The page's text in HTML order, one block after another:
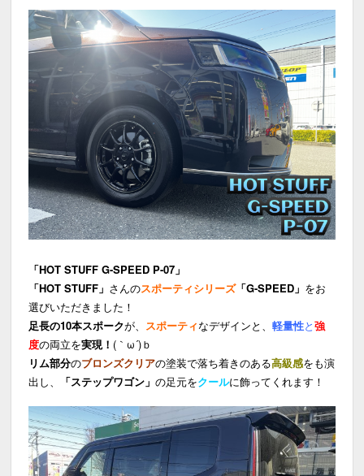
「HOT STUFF G-SPEED P-07」
「HOT STUFF」 さんのスポーティシリーズ「G-SPEED」 をお
選びいただきました！
足長の10本スポークが、 スポーティなデザインと、軽量性と強
度の両立を実現！ (｀ω´)ｂ
リム部分のブロンズクリアの塗装で落ち着きのある高級感をも演
出し、
「ステップワゴン」の足元をクールに飾ってくれます！